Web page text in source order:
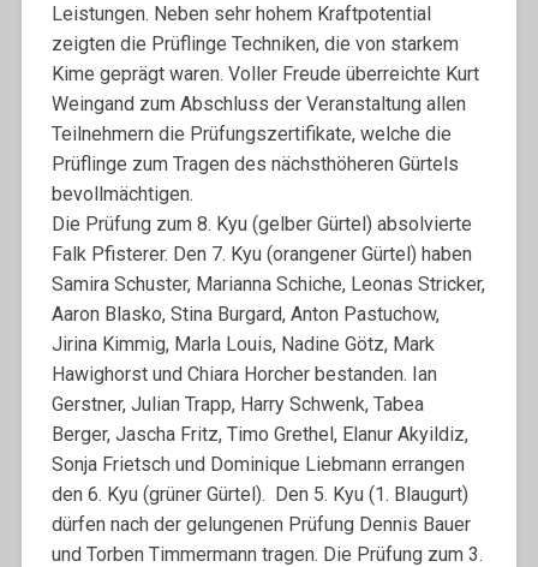
Leistungen. Neben sehr hohem Kraftpotential
zeigten die Prüflinge Techniken, die von starkem
Kime geprägt waren. Voller Freude überreichte Kurt
Weingand zum Abschluss der Veranstaltung allen
Teilnehmern die Prüfungszertifikate, welche die
Prüflinge zum Tragen des nächsthöheren Gürtels
bevollmächtigen.
Die Prüfung zum 8. Kyu (gelber Gürtel) absolvierte
Falk Pfisterer. Den 7. Kyu (orangener Gürtel) haben
Samira Schuster, Marianna Schiche, Leonas Stricker,
Aaron Blasko, Stina Burgard, Anton Pastuchow,
Jirina Kimmig, Marla Louis, Nadine Götz, Mark
Hawighorst und Chiara Horcher bestanden. Ian
Gerstner, Julian Trapp, Harry Schwenk, Tabea
Berger, Jascha Fritz, Timo Grethel, Elanur Akyildiz,
Sonja Frietsch und Dominique Liebmann errangen
den 6. Kyu (grüner Gürtel). Den 5. Kyu (1. Blaugurt)
dürfen nach der gelungenen Prüfung Dennis Bauer
und Torben Timmermann tragen. Die Prüfung zum 3.